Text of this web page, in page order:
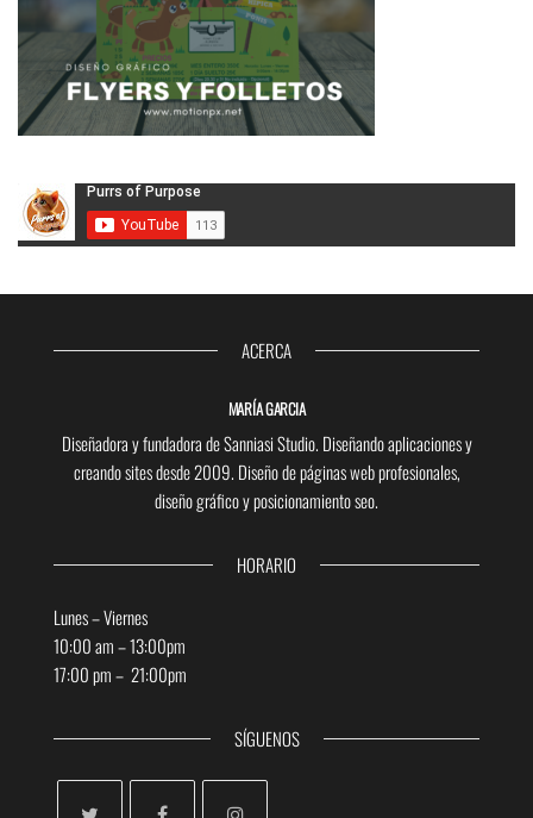
ACERCA
MARÍA GARCIA
Diseñadora y fundadora de Sanniasi Studio. Diseñando aplicaciones y
creando sites desde 2009. Diseño de páginas web profesionales,
diseño gráfico y posicionamiento seo.
HORARIO
Lunes – Viernes
10:00 am – 13:00pm
17:00 pm – 21:00pm
SÍGUENOS